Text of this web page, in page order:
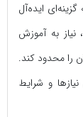
ایده‌آل
به آموزش
را محدود کند.
و شرایط